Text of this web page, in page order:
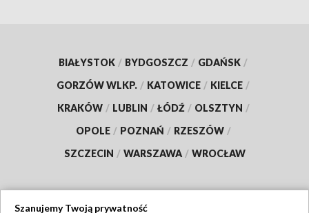
BIAŁYSTOK / BYDGOSZCZ / GDAŃSK /
GORZÓW WLKP. / KATOWICE / KIELCE /
KRAKÓW / LUBLIN / ŁÓDŹ / OLSZTYN /
OPOLE / POZNAŃ / RZESZÓW /
SZCZECIN / WARSZAWA / WROCŁAW
Szanujemy Twoją prywatność